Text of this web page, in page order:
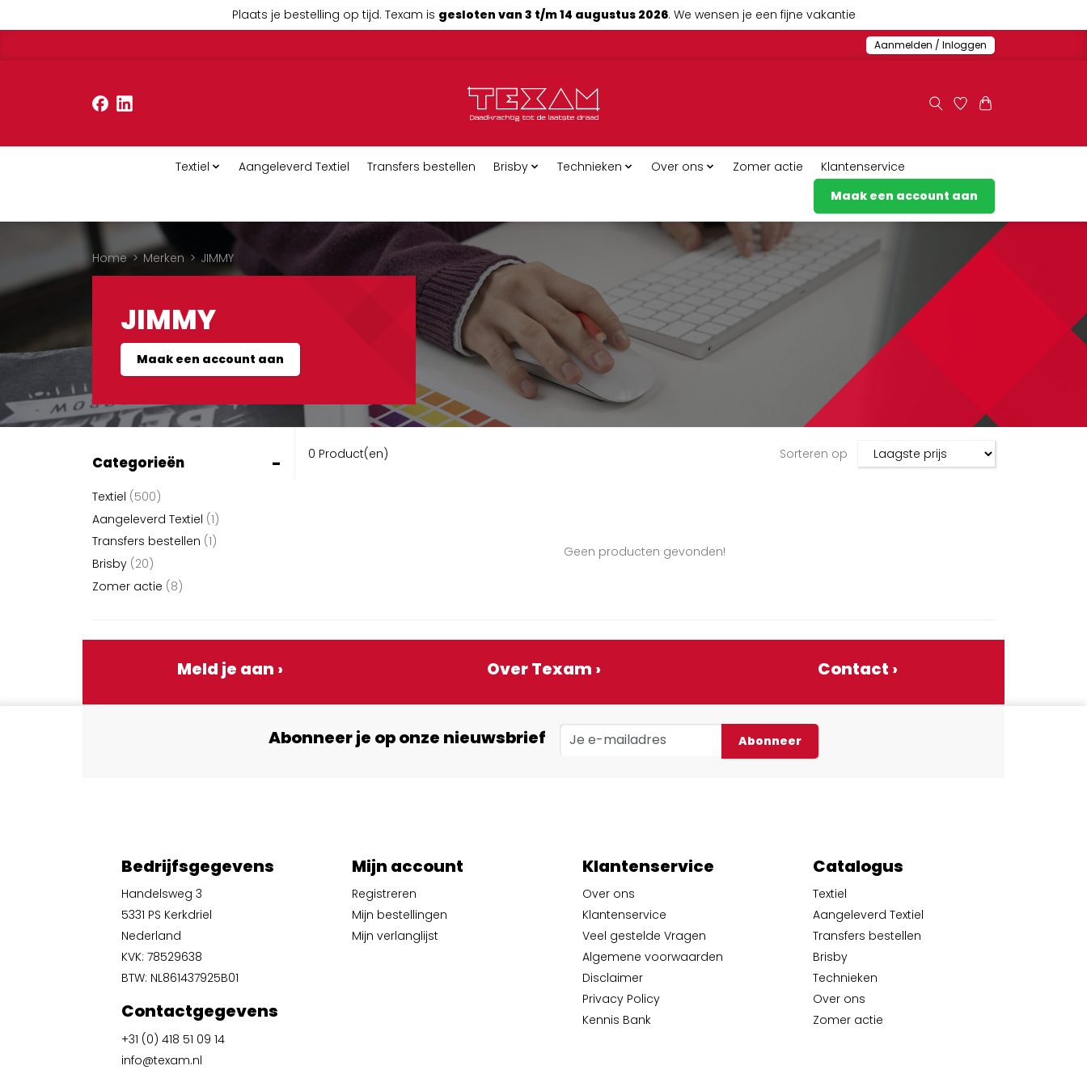
Plaats je bestelling op tijd. Texam is gesloten van 3 t/m 14 augustus 2026. We wensen je een fijne vakantie
Aanmelden / Inloggen
Textiel Aangeleverd Textiel Transfers bestellen Brisby Technieken Over ons Zomer actie
Klantenservice
Maak een account aan
Home > Merken > JIMMY
JIMMY
Maak een account aan
Categorieën -
Textiel (500)
Aangeleverd Textiel (1)
Transfers bestellen (1)
Brisby (20)
Zomer actie (8)
0 Product(en) Sorteren op
Geen producten gevonden!
Meld je aan › Over Texam › Contact ›
Abonneer je op onze nieuwsbrief Abonneer
Bedrijfsgegevens
Handelsweg 3
5331 PS Kerkdriel
Nederland
KVK: 78529638
BTW: NL861437925B01
Contactgegevens
+31 (0) 418 51 09 14
info@texam.nl
Mijn account
Registreren
Mijn bestellingen
Mijn verlanglijst
Klantenservice
Over ons
Klantenservice
Veel gestelde Vragen
Algemene voorwaarden
Disclaimer
Privacy Policy
Kennis Bank
Catalogus
Textiel
Aangeleverd Textiel
Transfers bestellen
Brisby
Technieken
Over ons
Zomer actie